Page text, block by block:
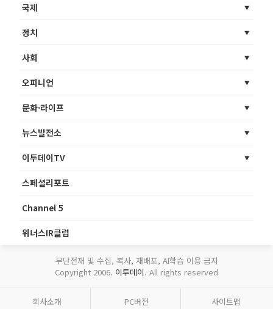
국제
정치
사회
오피니언
문화·라이프
뉴스발전소
이투데이TV
스페셜리포트
Channel 5
위너스IR클럽
무단전재 및 수집, 복사, 재배포, AI학습 이용 금지
Copyright 2006. 이투데이. All rights reserved
회사소개 PC버전 사이트맵